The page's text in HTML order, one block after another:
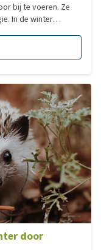
bij te voeren. Ze
In de winter
en het leggen van
de herfst moeten
door